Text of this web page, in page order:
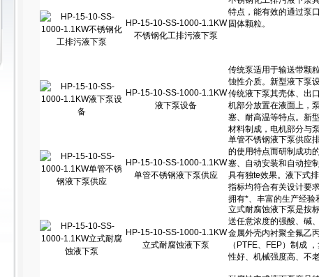
HP-15-10-SS-1000-1.1KW
不锈钢化工排污液下泵
HP-15-10-SS-1000-1.1KW
液下泵设备
HP-15-10-SS-1000-1.1KW
单管不锈钢液下泵供应
HP-15-10-SS-1000-1.1KW
立式耐腐蚀液下泵